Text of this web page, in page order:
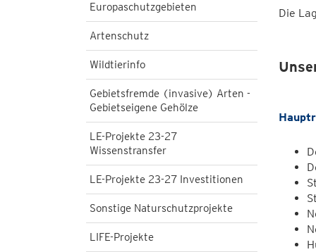
Europaschutzgebieten
Artenschutz
Wildtierinfo
Gebietsfremde (invasive) Arten -
Gebietseigene Gehölze
LE-Projekte 23-27
Wissenstransfer
LE-Projekte 23-27 Investitionen
Sonstige Naturschutzprojekte
LIFE-Projekte
Die